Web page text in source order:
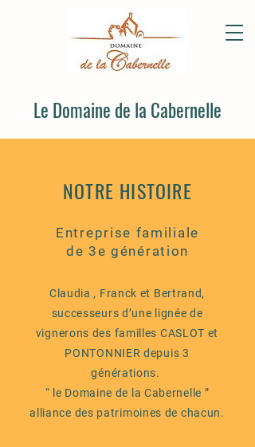
Le Domaine de la Cabernelle
NOTRE HISTOIRE
Entreprise familiale
de 3e génération
Claudia , Franck et Bertrand,
successeurs d’une lignée de
vignerons des familles CASLOT et
PONTONNIER depuis 3
générations.
“ le Domaine de la Cabernelle ”
alliance des patrimoines de chacun.